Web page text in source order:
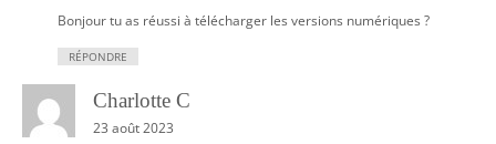
Bonjour tu as réussi à télécharger les versions numériques ?
RÉPONDRE
Charlotte C
23 août 2023